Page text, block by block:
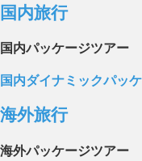
国内旅行
国内パッケージツアー
国内ダイナミックパッ
海外旅行
海外パッケージツアー